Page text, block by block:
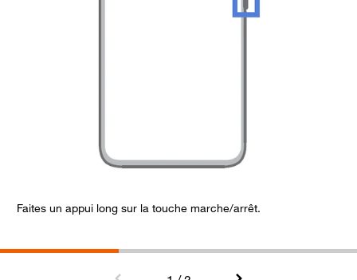
Faites un appui long sur la touche marche/arrêt.